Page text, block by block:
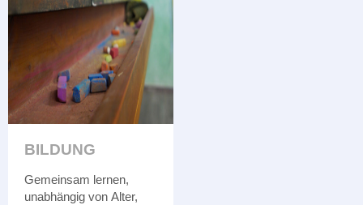
BILDUNG
Gemeinsam lernen,
unabhängig von Alter,